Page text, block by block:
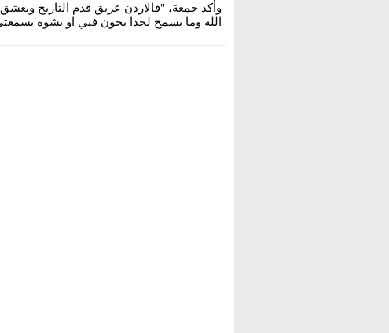
وأكد جمعة، "فالاردن عريق قدم التاريخ
الله وما بسمح لحدا يخون فيي او يشوه